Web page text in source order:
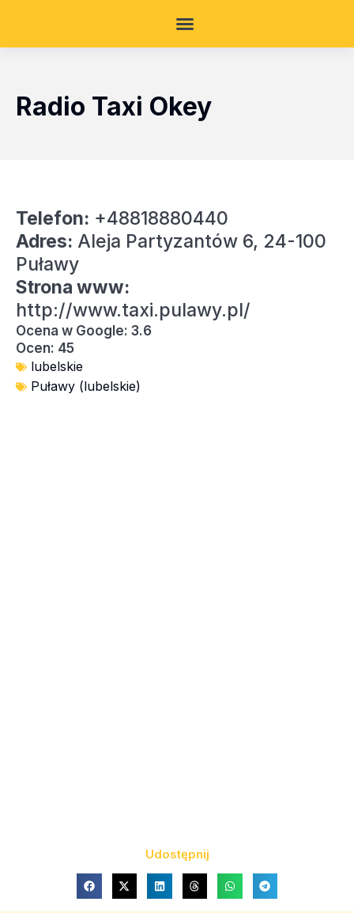
Radio Taxi Okey
Telefon: +48818880440
Adres: Aleja Partyzantów 6, 24-100
Puławy
Strona www:
http://www.taxi.pulawy.pl/
Ocena w Google: 3.6
Ocen: 45
lubelskie
Puławy (lubelskie)
Udostępnij